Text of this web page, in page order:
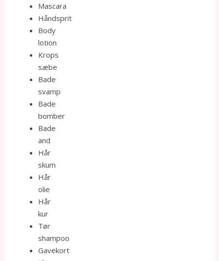
Mascara
Håndsprit
Body
lotion
Krops
sæbe
Bade
svamp
Bade
bomber
Bade
and
Hår
skum
Hår
olie
Hår
kur
Tør
shampoo
Gavekort